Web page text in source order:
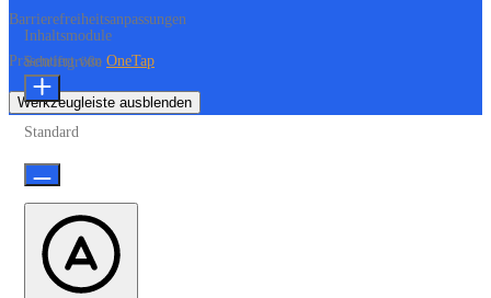
Barrierefreiheitsanpassungen
Präsentiert von OneTap
Werkzeugleiste ausblenden
Inhaltsmodule
Schriftgröße
Standard